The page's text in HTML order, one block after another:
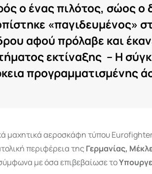
ο ένας πιλότος, σώος ο
«παγιδευμένος»
αφού πρόλαβε και
εκτίναξης – Η
προγραμματισμένης
μαχητικά αεροσκάφη τύπου
περιφέρεια της Γερμανίας,
με όσα επιβεβαίωσε το